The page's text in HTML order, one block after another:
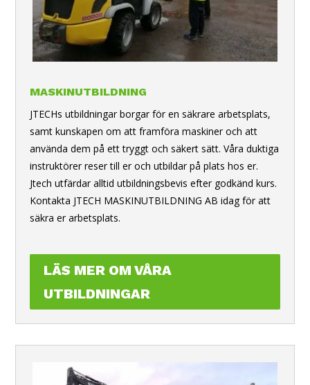
MASKINUTBILDNING
JTECHs utbildningar borgar för en säkrare arbetsplats,
samt kunskapen om att framföra maskiner och att
använda dem på ett tryggt och säkert sätt. Våra duktiga
instruktörer reser till er och utbildar på plats hos er.
Jtech utfärdar alltid utbildningsbevis efter godkänd kurs.
Kontakta JTECH MASKINUTBILDNING AB idag för att
säkra er arbetsplats.
LÄS MER OM VÅRA
UTBILDNINGAR